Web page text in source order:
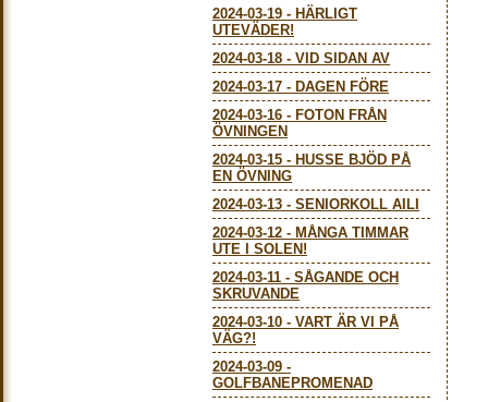
2024-03-19 - HÄRLIGT
UTEVÄDER!
2024-03-18 - VID SIDAN AV
2024-03-17 - DAGEN FÖRE
2024-03-16 - FOTON FRÅN
ÖVNINGEN
2024-03-15 - HUSSE BJÖD PÅ
EN ÖVNING
2024-03-13 - SENIORKOLL AILI
2024-03-12 - MÅNGA TIMMAR
UTE I SOLEN!
2024-03-11 - SÅGANDE OCH
SKRUVANDE
2024-03-10 - VART ÄR VI PÅ
VÄG?!
2024-03-09 -
GOLFBANEPROMENAD